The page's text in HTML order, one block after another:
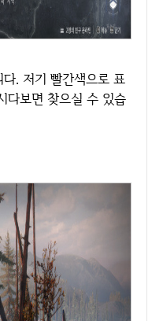
다보면 찾으실 수 있습